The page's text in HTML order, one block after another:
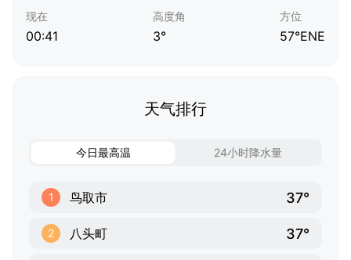
现在
00:41
高度角
3°
方位
57°ENE
天气排行
今日最高温 24小时降水量
1 鸟取市 37°
2 八头町 37°